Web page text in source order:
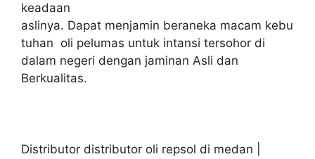
keadaan
aslinya. Dapat menjamin beraneka macam kebu
tuhan oli pelumas untuk intansi tersohor di
dalam negeri dengan jaminan Asli dan
Berkualitas.
Distributor distributor oli repsol di medan |